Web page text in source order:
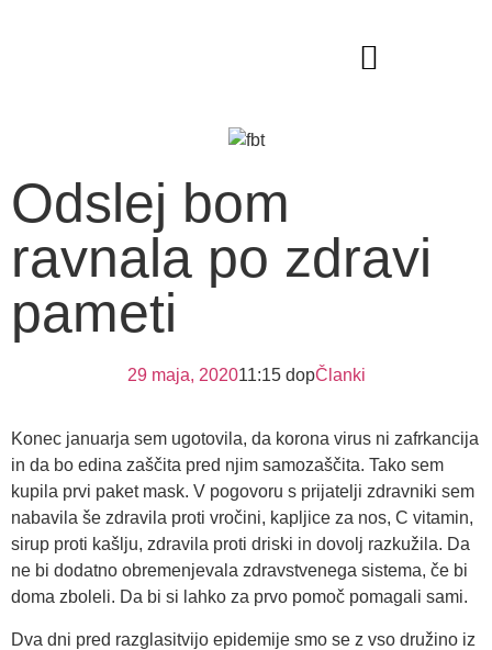
Odslej bom
ravnala po zdravi
pameti
29 maja, 202011:15 dopČlanki
Konec januarja sem ugotovila, da korona virus ni zafrkancija
in da bo edina zaščita pred njim samozaščita. Tako sem
kupila prvi paket mask. V pogovoru s prijatelji zdravniki sem
nabavila še zdravila proti vročini, kapljice za nos, C vitamin,
sirup proti kašlju, zdravila proti driski in dovolj razkužila. Da
ne bi dodatno obremenjevala zdravstvenega sistema, če bi
doma zboleli. Da bi si lahko za prvo pomoč pomagali sami.
Dva dni pred razglasitvijo epidemije smo se z vso družino iz